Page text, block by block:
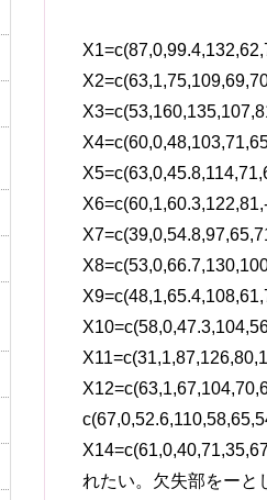
れたい。欠失部をーと